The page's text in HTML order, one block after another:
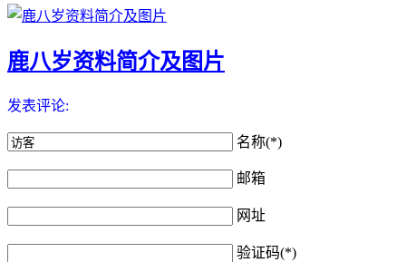
鹿八岁资料简介及图片
发表评论:
名称(*)
邮箱
网址
验证码(*)